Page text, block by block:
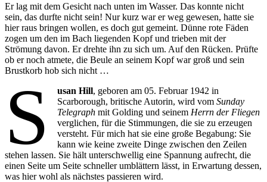
Er lag mit dem Gesicht nach unten im Wasser. Das konnte nicht
sein, das durfte nicht sein! Nur kurz war er weg gewesen, hatte sie
hier raus bringen wollen, es doch gut gemeint. Dünne rote Fäden
zogen um den im Bach liegenden Kopf und trieben mit der
Strömung davon. Er drehte ihn zu sich um. Auf den Rücken. Prüfte
ob er noch atmete, die Beule an seinem Kopf war groß und sein
Brustkorb hob sich nicht …
S usan Hill, geboren am 05. Februar 1942 in
Scarborough, britische Autorin, wird vomSunday
Telegraph mit Golding und seinem Herrn der Fliegen
verglichen, für die Stimmungen, die sie zu erzeugen
versteht. Für mich hat sie eine große Begabung: Sie
kann wie keine zweite Dinge zwischen den Zeilen
stehen lassen. Sie hält unterschwellig eine Spannung aufrecht, die
einen Seite um Seite schneller umblättern lässt, in Erwartung dessen,
was hier wohl als nächstes passieren wird.